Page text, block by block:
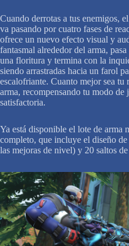
Cuando derrotas a tus enemigos,
va pasando por cuatro fases de
ofrece un nuevo efecto visual y
fantasmal alrededor del arma,
una floritura y termina con la
siendo arrastradas hacia un farol
escalofriante. Cuanto mejor sea tu
arma, recompensando tu modo
satisfactoria.
Ya está disponible el lote de
completo, que incluye el diseño
las mejoras de nivel) y 20 saltos